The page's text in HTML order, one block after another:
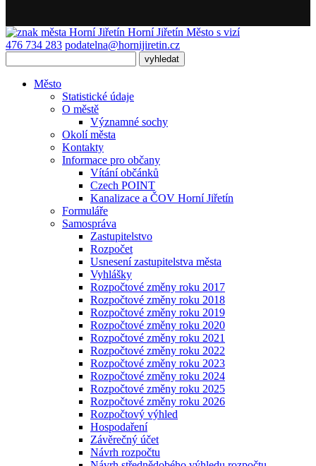
Horní Jiřetín Město s vizí
476 734 283 podatelna@hornijiretin.cz
Město
Statistické údaje
O městě
Významné sochy
Okolí města
Kontakty
Informace pro občany
Vítání občánků
Czech POINT
Kanalizace a ČOV Horní Jiřetín
Formuláře
Samospráva
Zastupitelstvo
Rozpočet
Usnesení zastupitelstva města
Vyhlášky
Rozpočtové změny roku 2017
Rozpočtové změny roku 2018
Rozpočtové změny roku 2019
Rozpočtové změny roku 2020
Rozpočtové změny roku 2021
Rozpočtové změny roku 2022
Rozpočtové změny roku 2023
Rozpočtové změny roku 2024
Rozpočtové změny roku 2025
Rozpočtové změny roku 2026
Rozpočtový výhled
Hospodaření
Závěrečný účet
Návrh rozpočtu